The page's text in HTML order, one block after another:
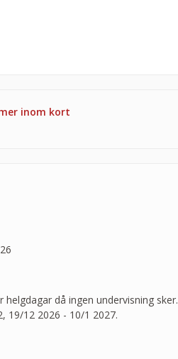
inom kort
då ingen undervisning sker.
19/12 2026 - 10/1 2027.